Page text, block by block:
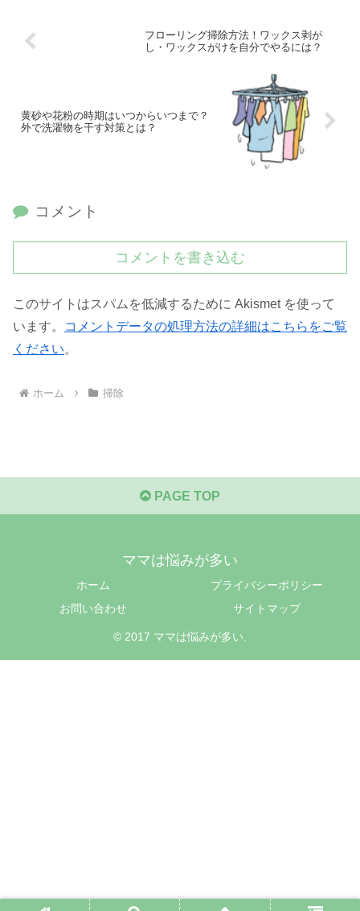
フローリング掃除方法！ワックス剥が
し・ワックスがけを自分でやるには？
黄砂や花粉の時期はいつからいつまで？
外で洗濯物を干す対策とは？
コメント
コメントを書き込む
このサイトはスパムを低減するために Akismet を使って
います。
コメントデータの処理方法の詳細はこちらをご覧
ください。
ホーム 掃除
PAGE TOP
ママは悩みが多い
ホーム
プライバシーポリシー
お問い合わせ
サイトマップ
© 2017 ママは悩みが多い.